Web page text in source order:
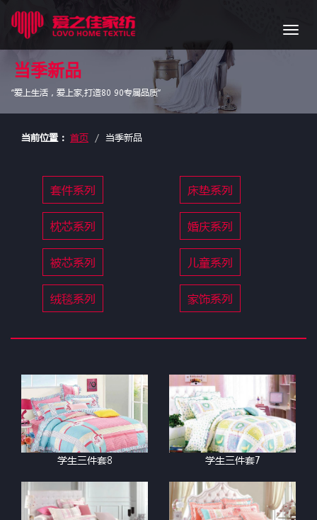
导
航
当季新品
“爱上生活，爱上家,打造80 90专属品质”
当前位置： 首页 当季新品
套件系列 床垫系列
枕芯系列 婚庆系列
被芯系列 儿童系列
绒毯系列 家饰系列
学生三件套8 学生三件套7